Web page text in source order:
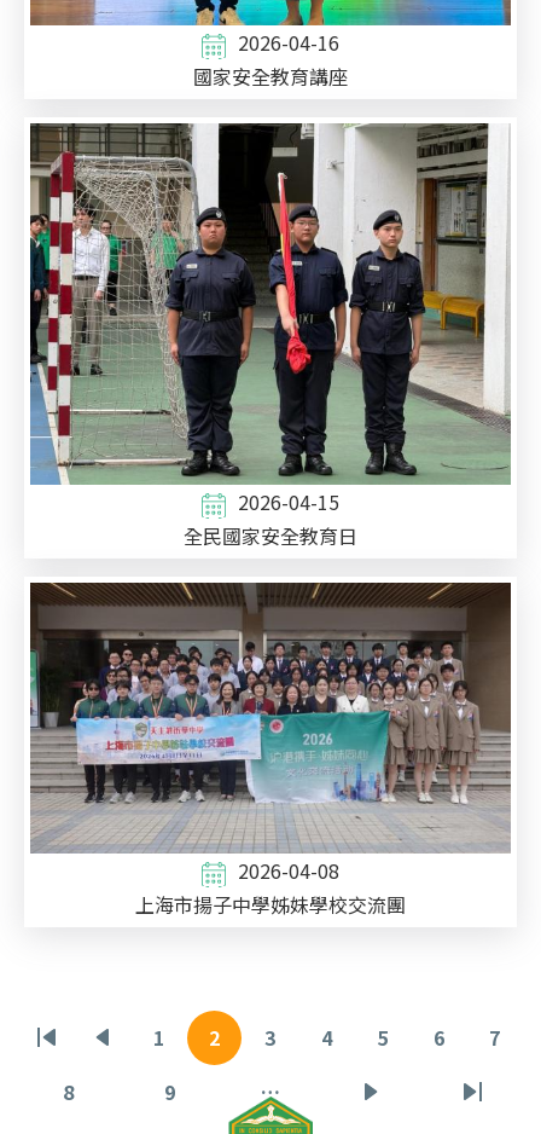
2026-04-16
國家安全教育講座
2026-04-15
全民國家安全教育日
2026-04-08
上海市揚子中學姊妹學校交流團
Pagination
First
page
Previous
頁
面
1
目
頁
2
頁
面
3
頁
4
頁
5
頁
6
頁
7
頁
8
頁
9 …
Last